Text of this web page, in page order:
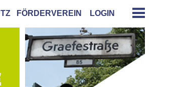
FÖRDERVEREIN LOGIN